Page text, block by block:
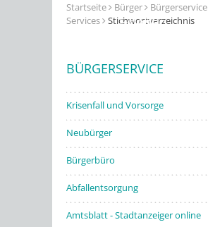
Erleben
Startseite Bürger Bürgerservice
Services
Stichwortverzeichnis
BÜRGERSERVICE
Krisenfall und Vorsorge
Neubürger
Bürgerbüro
Abfallentsorgung
Amtsblatt - Stadtanzeiger online